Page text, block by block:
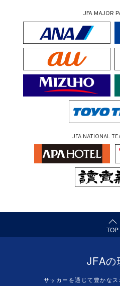
JFA MAJOR
JFA NATIONAL
TOP
（ページの先頭へ）
JFAの
サッカーを通じて豊かなス